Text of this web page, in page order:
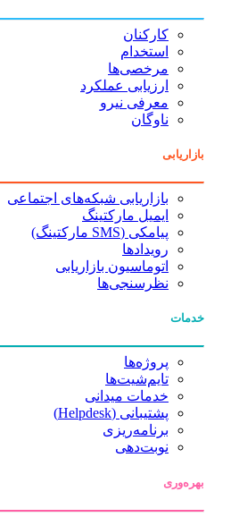
کارکنان
استخدام
مرخصی‌ها
ارزیابی عملکرد
معرفی نیرو
ناوگان
بازاریابی
بازاریابی شبکه‌های اجتماعی
ایمیل مارکتینگ
پیامکی (SMS مارکتینگ)
رویدادها
اتوماسیون بازاریابی
نظرسنجی‌ها
خدمات
پروژه‌ها
تایم‌شیت‌ها
خدمات میدانی
پشتیبانی (Helpdesk)
برنامه‌ریزی
نوبت‌دهی
بهره‌وری